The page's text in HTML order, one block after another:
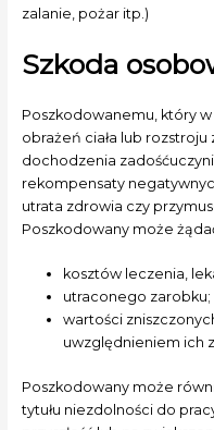
zalanie, pożar itp.)
Szkoda
Poszkodowanemu, który
obrażeń ciała lub
dochodzenia
rekompensaty
utrata zdrowia czy
Poszkodowany może
kosztów leczenia,
utraconego zarobku;
wartości
uwzględnieniem ich
Poszkodowany może
tytułu niezdolności do